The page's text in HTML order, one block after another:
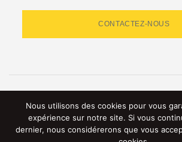
CONTACTEZ-NOUS
Nous utilisons des cookies pour vous
expérience sur notre site. Si vous
dernier, nous considérerons que vous